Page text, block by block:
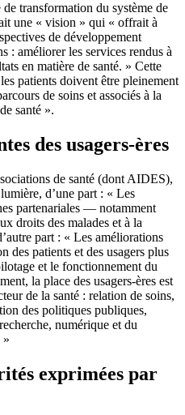
transformation du système de
une « vision » qui « offrait à
de développement
: améliorer les services rendus à
en matière de santé. » Cette
patients doivent être pleinement
de soins et associés à la
santé ».
des usagers-ères
de santé (dont AIDES),
d’une part : « Les
partenariales ― notamment
droits des malades et à la
part : « Les améliorations
des patients et des usagers plus
et le fonctionnement du
la place des usagers-ères est
de la santé : relation de soins,
des politiques publiques,
numérique et du
»
exprimées par